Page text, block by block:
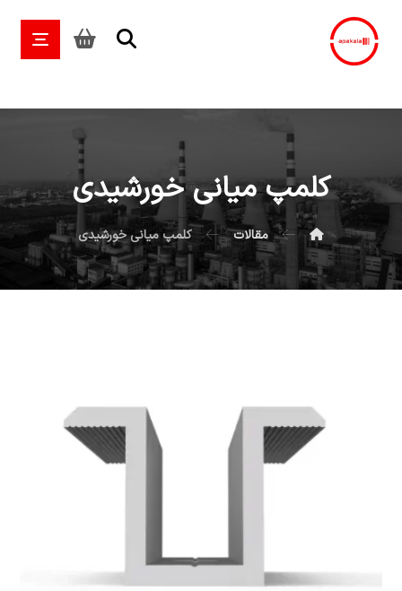
کلمپ میانی خورشیدی
مقالات کلمپ میانی خورشیدی